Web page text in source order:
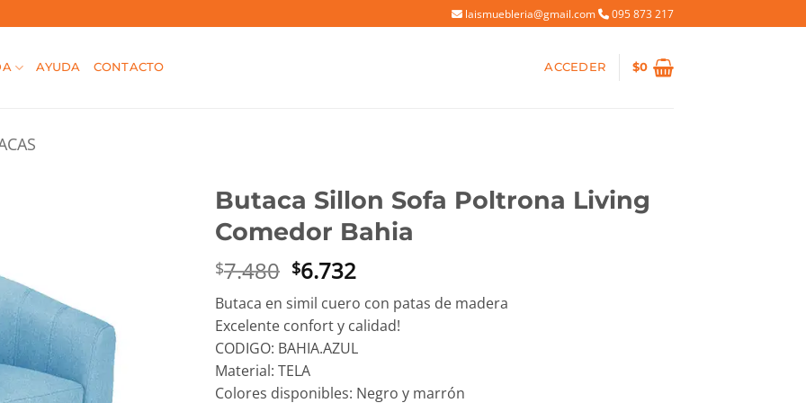
laismuebleria@gmail.com 095 873 217
AYUDA CONTACTO ACCEDER $0
Butaca Sillon Sofa Poltrona Living
Comedor Bahia
$7.480 El
precio
original
era:
$7.480.
$6.732El
actual
es:
$6.732.
Butaca en simil cuero con patas de madera
Excelente confort y calidad!
CODIGO: BAHIA.AZUL
Material: TELA
Colores disponibles: Negro y marrón